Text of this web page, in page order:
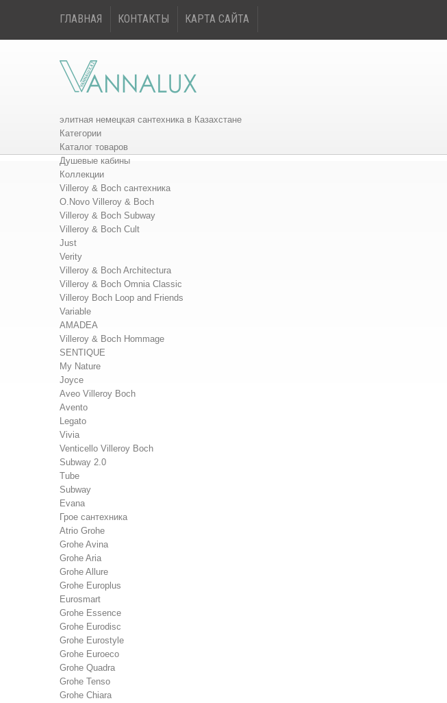
ГЛАВНАЯ КОНТАКТЫ КАРТА САЙТА
элитная немецкая сантехника в Казахстане
Категории
Каталог товаров
Душевые кабины
Коллекции
Villeroy & Boch сантехника
O.Novo Villeroy & Boch
Villeroy & Boch Subway
Villeroy & Boch Cult
Just
Verity
Villeroy & Boch Architectura
Villeroy & Boch Omnia Classic
Villeroy Boch Loop and Friends
Variable
AMADEA
Villeroy & Boch Hommage
SENTIQUE
My Nature
Joyce
Aveo Villeroy Boch
Avento
Legato
Vivia
Venticello Villeroy Boch
Subway 2.0
Tube
Subway
Evana
Грое сантехника
Atrio Grohe
Grohe Avina
Grohe Aria
Grohe Allure
Grohe Europlus
Eurosmart
Grohe Essence
Grohe Eurodisc
Grohe Eurostyle
Grohe Euroeco
Grohe Quadra
Grohe Tenso
Grohe Chiara